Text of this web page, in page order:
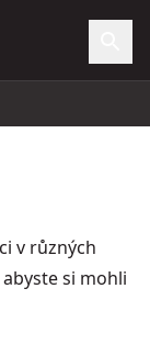
v různých
si mohli